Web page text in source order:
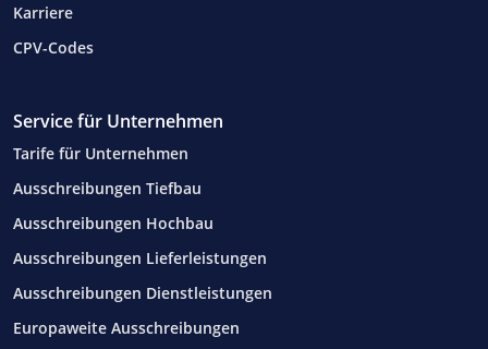
Karriere
CPV-Codes
Service für Unternehmen
Tarife für Unternehmen
Ausschreibungen Tiefbau
Ausschreibungen Hochbau
Ausschreibungen Lieferleistungen
Ausschreibungen Dienstleistungen
Europaweite Ausschreibungen